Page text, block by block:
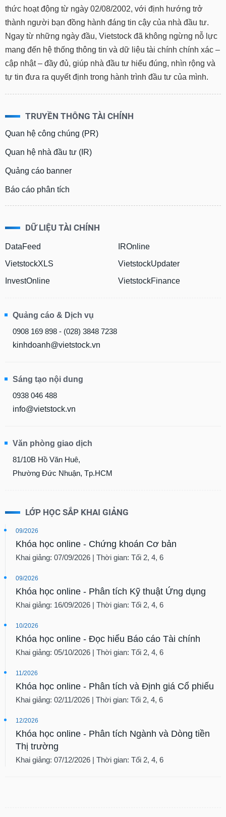
thức hoạt động từ ngày 02/08/2002, với định hướng trở
thành người bạn đồng hành đáng tin cậy của nhà đầu tư.
Ngay từ những ngày đầu, Vietstock đã không ngừng nỗ lực
mang đến hệ thống thông tin và dữ liệu tài chính chính xác –
cập nhật – đầy đủ, giúp nhà đầu tư hiểu đúng, nhìn rộng và
tự tin đưa ra quyết định trong hành trình đầu tư của mình.
TRUYỀN THÔNG TÀI CHÍNH
Quan hệ công chúng (PR)
Quan hệ nhà đầu tư (IR)
Quảng cáo banner
Báo cáo phân tích
DỮ LIỆU TÀI CHÍNH
DataFeed
VietstockXLS
InvestOnline
IROnline
VietstockUpdater
VietstockFinance
Quảng cáo & Dịch vụ
0908 169 898 - (028) 3848 7238
kinhdoanh@vietstock.vn
Sáng tạo nội dung
0938 046 488
info@vietstock.vn
Văn phòng giao dịch
81/10B Hồ Văn Huê,
Phường Đức Nhuận, Tp.HCM
LỚP HỌC SẮP KHAI GIẢNG
09/2026
Khóa học online - Chứng khoán Cơ bản
Khai giảng: 07/09/2026 | Thời gian: Tối 2, 4, 6
09/2026
Khóa học online - Phân tích Kỹ thuật Ứng dụng
Khai giảng: 16/09/2026 | Thời gian: Tối 2, 4, 6
10/2026
Khóa học online - Đọc hiểu Báo cáo Tài chính
Khai giảng: 05/10/2026 | Thời gian: Tối 2, 4, 6
11/2026
Khóa học online - Phân tích và Định giá Cổ phiếu
Khai giảng: 02/11/2026 | Thời gian: Tối 2, 4, 6
12/2026
Khóa học online - Phân tích Ngành và Dòng tiền
Thị trường
Khai giảng: 07/12/2026 | Thời gian: Tối 2, 4, 6